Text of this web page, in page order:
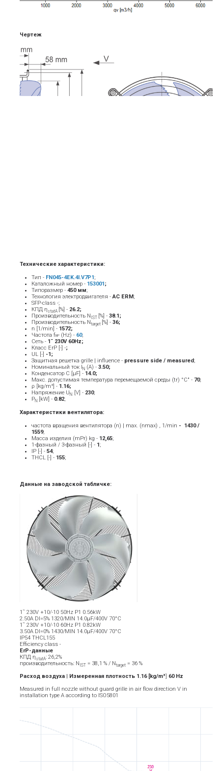
Чертеж
Технические характеристики:
Тип - FN045-4EK.4I.V7P1;
Каталожный номер - 153001 ;
Типоразмер - 450 мм;
Технология электродвигателя -AC ERM;
SFP-class -;
КПД η statA [%] - 26.2;
Производительность N IST [%] - 38.1;
Производительность Ntarget [%] - 36;
n [1/min] - 1572;
Частота fBP (Hz) - 60;
Сеть - 1˜ 230V 60Hz;
Класс ErP [-] -;
UL [-] -1;
Защитная решетка grille | influence - pressure side / measured;
Номинальный ток Ι Ν (A) - 3.50;
Конденсатор C [μF] - 14.0;
Макс. допустимая температура перемещаемой среды (tr) °C" - 70;
ρ [kg/m³] - 1.16;
Напряжение UN [V] - 230;
PN [kW] - 0.82;
Характеристики вентилятора:
частота вращения вентилятора (n) | max. (nmax) , 1/min - ­ 1430 /
1559;
Масса изделия (mPr) kg - 12,65;
1-фазный / 3-фазный [-] - 1;
IP [-] - 54;
THCL [-] - 155;
Данные на заводской табличке:
1˜ 230V +10/-10 50Hz P1 0.56kW
2.50A DI=5% 1320/MIN 14.0µF/400V 70°C
1˜ 230V +10/-10 60Hz P1 0.82kW
3.50A DI=0% 1430/MIN 14.0µF/400V 70°C
IP54 THCL155
Efficiency class -
ErP-данные
КПД η statA: 26,2%
производительность: N IST = 38,1 % / Ntarget = 36 %
Расход воздуха | Измеренная плотность 1.16 [kg/m³
60 Hz
Measured in full nozzle without guard grille in air flow direction V in
installation type A according to ISO5801